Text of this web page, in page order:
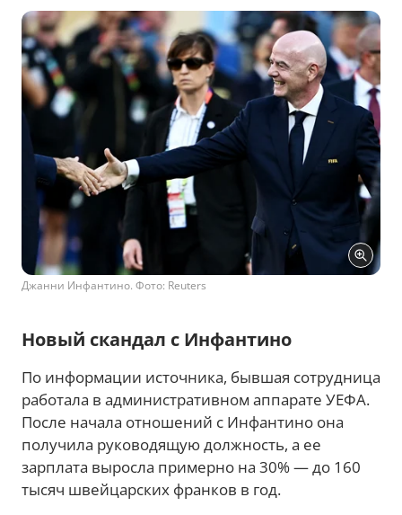
Джанни Инфантино. Фото: Reuters
Новый скандал с Инфантино
По информации источника, бывшая сотрудница
работала в административном аппарате УЕФА.
После начала отношений с Инфантино она
получила руководящую должность, а ее
зарплата выросла примерно на 30% — до 160
тысяч швейцарских франков в год.